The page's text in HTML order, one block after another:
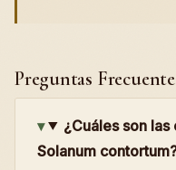
Preguntas
¿Cuáles son
Solanum